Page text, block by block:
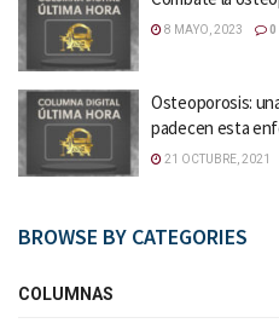
8 MAYO, 2023 0
Osteoporosis:
padecen esta
21 OCTUBRE, 2021
BROWSE BY CATEGORIES
COLUMNAS